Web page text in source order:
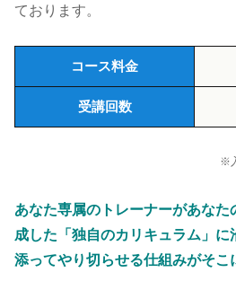
ております。
コース料金
受講回数
※
あなた専属のトレーナーがあな
成した「独自のカリキュラム」に
添ってやり切らせる仕組みがそこ